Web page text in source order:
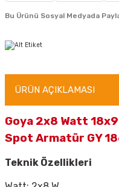
Bu Ürünü Sosyal Medyada
ÜRÜN AÇIKLAMASI
Goya 2x8 Watt
Spot Armatür GY
Teknik Özellikleri